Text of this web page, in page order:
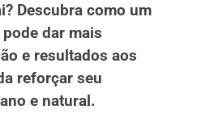
Descubra como um
pode dar mais
e resultados aos
reforçar seu
e natural.